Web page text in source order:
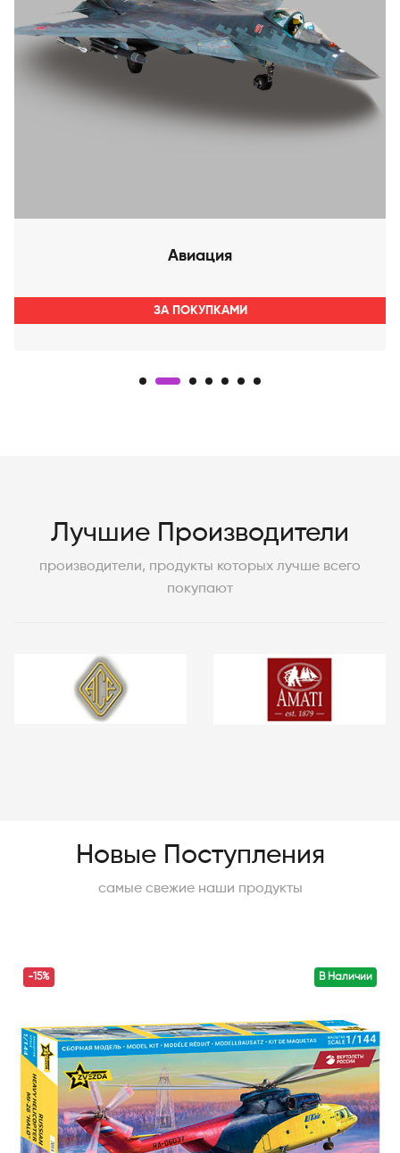
Авиация
ЗА ПОКУПКАМИ
Лучшие Производители
производители, продукты которых лучше всего
покупают
Новые Поступления
самые свежие наши продукты
В Наличии
-15%